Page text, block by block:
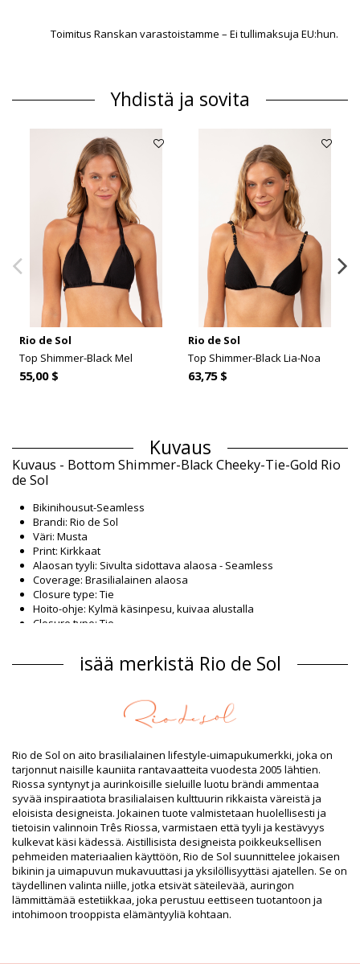
Toimitus Ranskan varastoistamme – Ei tullimaksuja EU:hun.
Yhdistä ja sovita
Rio de Sol
Top Shimmer-Black Mel
55,00 $
Rio de Sol
Top Shimmer-Black Lia-Noa
63,75 $
Kuvaus
Kuvaus - Bottom Shimmer-Black Cheeky-Tie-Gold Rio
de Sol
Bikinihousut-Seamless
Brandi: Rio de Sol
Väri: Musta
Print: Kirkkaat
Alaosan tyyli: Sivulta sidottava alaosa - Seamless
Coverage: Brasilialainen alaosa
Closure type: Tie
Hoito-ohje: Kylmä käsinpesu, kuivaa alustalla
Closure type: Tie
Bikinihousut Musta Rio de Sol SPRING
Päällikankaan materiaali: 84% Nylon, 16% Spandex (LYCRA) -
OEKO-TEX - Chlorine Resistant
Vuori: 84% Polyamide, 16% Elastane - Oeko-Tex
UV Protection: UPF 50+
Tuotetiedot
Osasto: Naiset, Bikinihousut
Paketti sisältää: 1 x Bikinihousut (Muut tarvikkeet eivät sisälly
toimitukseen)
HS CODE: 6112.41.0010
SKU: 1981127025
EAN: XS (7899810457004), S (7899810457011), M (7899810456878),
L (7899810456861), XL (7899810456854)
Paino: 45g / 0.1lb / 1.59oz
Kuviointi ei ole tarkka ja voi vaihdella muotoilun mukaan
Retusoituja kuvia
isää merkistä Rio de Sol
Rio de Sol on aito brasilialainen lifestyle-uimapukumerkki, joka on
tarjonnut naisille kauniita rantavaatteita vuodesta 2005 lähtien.
Riossa syntynyt ja aurinkoisille sieluille luotu brändi ammentaa
syvää inspiraatiota brasilialaisen kulttuurin rikkaista väreistä ja
eloisista designeista. Jokainen tuote valmistetaan huolellisesti ja
tietoisin valinnoin Três Riossa, varmistaen että tyyli ja kestävyys
kulkevat käsi kädessä. Aistillisista designeista poikkeuksellisen
pehmeiden materiaalien käyttöön, Rio de Sol suunnittelee jokaisen
bikinin ja uimapuvun mukavuuttasi ja yksilöllisyyttäsi ajatellen. Se on
täydellinen valinta niille, jotka etsivät säteilevää, auringon
lämmittämää estetiikkaa, joka perustuu eettiseen tuotantoon ja
intohimoon trooppista elämäntyyliä kohtaan.